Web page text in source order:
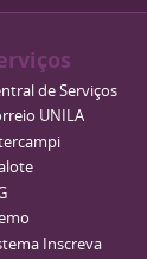
de Serviços
UNILA
Inscreva